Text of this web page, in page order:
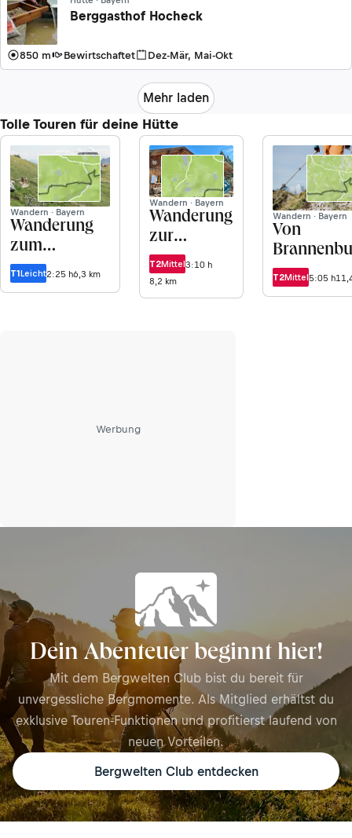
Berggasthof Hocheck
850 m Bewirtschaftet Dez-Mär, Mai-Okt
Mehr laden
Tolle Touren für deine Hütte
Wandern · Bayern
Wanderung
zum
Rotwandhaus
vom
T1Leicht2:25 h6,3 km
Wandern · Bayern
Wanderung
zur
Tutzinger
Hütte von
Gschwendt
T2Mittel3:10 h
8,2 km
Wandern · Bayern
Von
zum
T2Mittel5:05 h
Werbung
Dein Abenteuer beginnt hier!
Mit dem Bergwelten Club bist du bereit für
unvergessliche Bergmomente. Als Mitglied erhältst du
exklusive Touren-Funktionen und profitierst laufend von
neuen Vorteilen.
Bergwelten Club entdecken